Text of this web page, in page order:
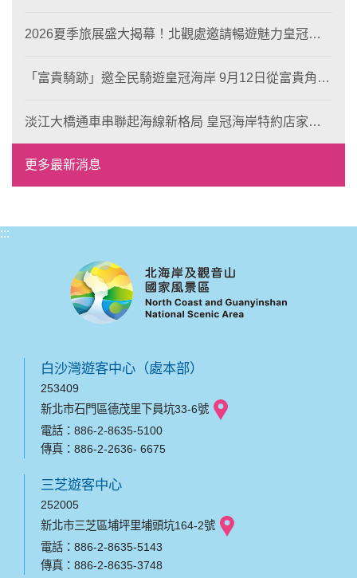
2026夏季旅展盛大揭幕！北觀處邀請暢遊魅力皇冠海
「富貴騎跡」邀全民騎遊皇冠海岸 9月12日從富貴角出
淡江大橋通車串聯起海線新格局 皇冠海岸特約店家、
風格形塑即日起開放報名
更多最新消息
:::
白沙灣遊客中心（處本部）
253409
新北市石門區德茂里下員坑33-6號
電話：886-2-8635-5100
傳真：886-2-2636- 6675
三芝遊客中心
252005
新北市三芝區埔坪里埔頭坑164-2號
電話：886-2-8635-5143
傳真：886-2-8635-3748